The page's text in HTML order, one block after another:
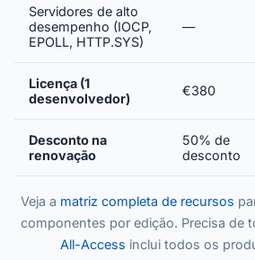
Servidores de alto
desempenho (IOCP,
EPOLL, HTTP.SYS)
—
Licença (1
desenvolvedor)
€380
Desconto na
renovação
50% de
desconto
Veja a matriz completa de recursos
componentes por edição. Precisa de
All-Access inclui todos os